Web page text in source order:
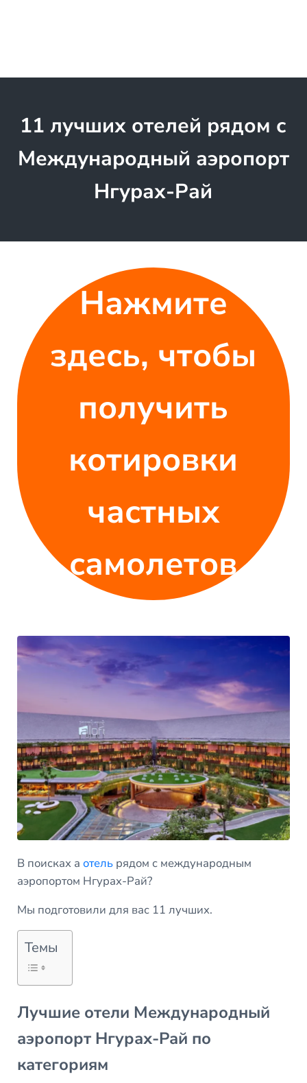
11 лучших отелей рядом с
Международный аэропорт
Нгурах-Рай
Нажмите
здесь, чтобы
получить
котировки
частных
самолетов
В поисках а отельрядом с международным
аэропортом Нгурах-Рай?
Мы подготовили для вас 11 лучших.
Темы
Лучшие отели Международный
аэропорт Нгурах-Рай по
категориям